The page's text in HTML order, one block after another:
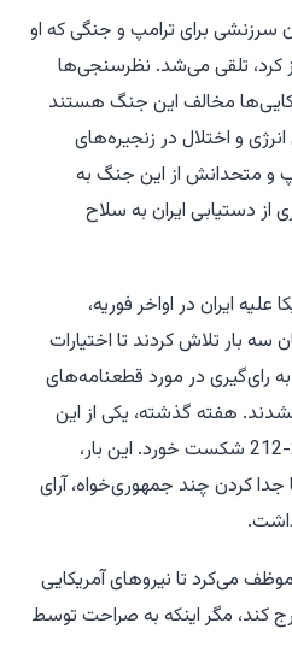
سرزنشی برای ترامپ و جنگی که او
کرد، تلقی می‌شد. نظرسنجی‌ها
مخالف این جنگ هستند
و اختلال در زنجیره‌های
و متحدانش از این جنگ به
از دستیابی ایران به سلاح
ایران در اواخر فوریه،
بار تلاش کردند تا اختیارات
رای‌گیری در مورد قطعنامه‌های
هفته گذشته، یکی از این
تلاش‌ها با نتیجه مساوی 212-212 شکست خورد. این بار،
کردن چند جمهوری‌خواه، آرای
می‌کرد تا نیروهای آمریکایی
کند، مگر اینکه به صراحت توسط